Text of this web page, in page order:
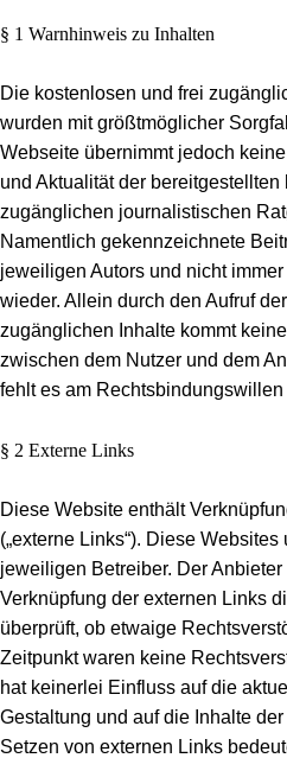
§ 1 Warnhinweis zu Inhalten
Die kostenlosen und frei
wurden mit größtmöglicher
Webseite übernimmt jedoch
und Aktualität der bereitgestellten
zugänglichen journalistischen
Namentlich gekennzeichnete
jeweiligen Autors und nicht
wieder. Allein durch den Aufruf
zugänglichen Inhalte kommt
zwischen dem Nutzer und dem
fehlt es am Rechtsbindungswillen
§ 2 Externe Links
Diese Website enthält
(„externe Links“). Diese
jeweiligen Betreiber. Der
Verknüpfung der externen Links
überprüft, ob etwaige
Zeitpunkt waren keine
hat keinerlei Einfluss auf die
Gestaltung und auf die Inhalte
Setzen von externen Links